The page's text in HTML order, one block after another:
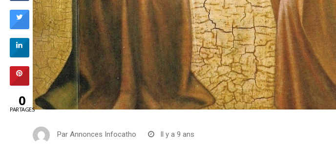
Par Annonces Infocatho Il y a 9 ans
0
PARTAGES